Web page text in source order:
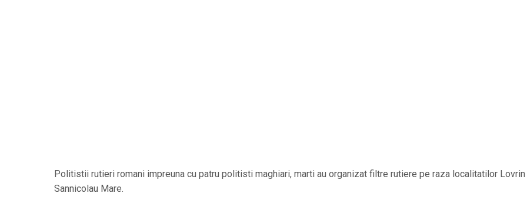
Politistii rutieri romani impreuna cu patru politisti maghiari, marti au organizat filtre rutiere pe raza localitatilor
Sannicolau Mare.